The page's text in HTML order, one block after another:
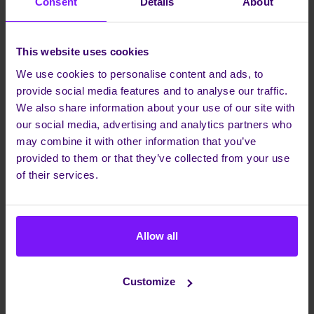
This website uses cookies
We use cookies to personalise content and ads, to
provide social media features and to analyse our traffic.
We also share information about your use of our site with
our social media, advertising and analytics partners who
may combine it with other information that you’ve
provided to them or that they’ve collected from your use
of their services.
Allow all
Customize
De situatie bepaalt hoe je hiermee om gaat
voicemail en voicemail transcriptie niet
noodzakelijkerwijs met elkaar in conflict zijn. In plaats
daarvan vullen ze elkaar aan, waardoor gebruikers
kunnen kiezen welke methode het beste bij hun
behoeften past op een gegeven moment.
Neem bijvoorbeeld situaties waarin het ongemakkelijk
of ongepast is om een voicemailbericht af te luisteren,
bijeenkomst. Voicemail transcriptie biedt dan een
discrete manier om snel de inhoud van een bericht te
begrijpen zonder anderen te storen.
het gemakkelijker is om een gesproken bericht te